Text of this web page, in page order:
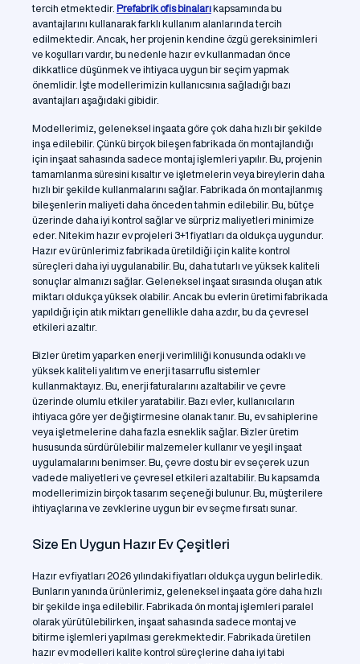
tercih etmektedir. Prefabrik ofis binaları kapsamında bu
avantajlarını kullanarak farklı kullanım alanlarında tercih
edilmektedir. Ancak, her projenin kendine özgü gereksinimleri
ve koşulları vardır, bu nedenle hazır ev kullanmadan önce
dikkatlice düşünmek ve ihtiyaca uygun bir seçim yapmak
önemlidir. İşte modellerimizin kullanıcsınıa sağladığı bazı
avantajları aşağıdaki gibidir.
Modellerimiz, geleneksel inşaata göre çok daha hızlı bir şekilde
inşa edilebilir. Çünkü birçok bileşen fabrikada ön montajlandığı
için inşaat sahasında sadece montaj işlemleri yapılır. Bu, projenin
tamamlanma süresini kısaltır ve işletmelerin veya bireylerin daha
hızlı bir şekilde kullanmalarını sağlar. Fabrikada ön montajlanmış
bileşenlerin maliyeti daha önceden tahmin edilebilir. Bu, bütçe
üzerinde daha iyi kontrol sağlar ve sürpriz maliyetleri minimize
eder. Nitekim hazır ev projeleri 3+1 fiyatları da oldukça uygundur.
Hazır ev ürünlerimiz fabrikada üretildiği için kalite kontrol
süreçleri daha iyi uygulanabilir. Bu, daha tutarlı ve yüksek kaliteli
sonuçlar almanızı sağlar. Geleneksel inşaat sırasında oluşan atık
miktarı oldukça yüksek olabilir. Ancak bu evlerin üretimi fabrikada
yapıldığı için atık miktarı genellikle daha azdır, bu da çevresel
etkileri azaltır.
Bizler üretim yaparken enerji verimliliği konusunda odaklı ve
yüksek kaliteli yalıtım ve enerji tasarruflu sistemler
kullanmaktayız. Bu, enerji faturalarını azaltabilir ve çevre
üzerinde olumlu etkiler yaratabilir. Bazı evler, kullanıcıların
ihtiyaca göre yer değiştirmesine olanak tanır. Bu, ev sahiplerine
veya işletmelerine daha fazla esneklik sağlar. Bizler üretim
hususunda sürdürülebilir malzemeler kullanır ve yeşil inşaat
uygulamalarını benimser. Bu, çevre dostu bir ev seçerek uzun
vadede maliyetleri ve çevresel etkileri azaltabilir. Bu kapsamda
modellerimizin birçok tasarım seçeneği bulunur. Bu, müşterilere
ihtiyaçlarına ve zevklerine uygun bir ev seçme fırsatı sunar.
Size En Uygun Hazır Ev Çeşitleri
Hazır ev fiyatları 2026 yılındaki fiyatları oldukça uygun belirledik.
Bunların yanında ürünlerimiz, geleneksel inşaata göre daha hızlı
bir şekilde inşa edilebilir. Fabrikada ön montaj işlemleri paralel
olarak yürütülebilirken, inşaat sahasında sadece montaj ve
bitirme işlemleri yapılması gerekmektedir. Fabrikada üretilen
hazır ev modelleri kalite kontrol süreçlerine daha iyi tabi